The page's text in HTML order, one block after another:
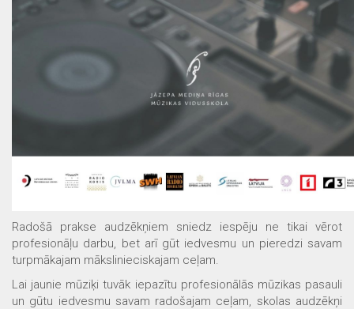
Radošā prakse audzēkņiem sniedz iespēju ne tikai vērot
profesionāļu darbu, bet arī gūt iedvesmu un pieredzi savam
turpmākajam mākslinieciskajam ceļam.
Lai jaunie mūziķi tuvāk iepazītu profesionālās mūzikas pasauli
un gūtu iedvesmu savam radošajam ceļam, skolas audzēkņi